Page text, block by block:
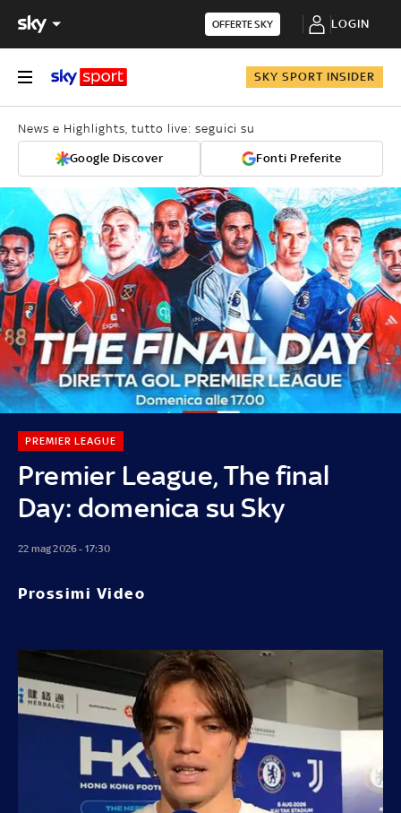
OFFERTE SKY LOGIN
SKY SPORT INSIDER
News e Highlights, tutto live: seguici su
Google Discover Fonti Preferite
Premier League, The final
Day: domenica su Sky
PREMIER LEAGUE
22 mag 2026 - 17:30
Prossimi Video